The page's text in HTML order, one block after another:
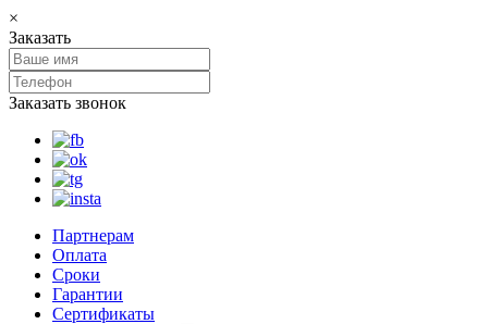
×
Заказать
Заказать звонок
Партнерам
Оплата
Сроки
Гарантии
Сертификаты